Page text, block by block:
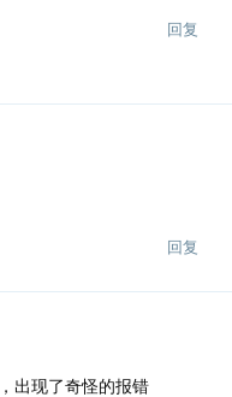
回复
回复
出现了奇怪的报错